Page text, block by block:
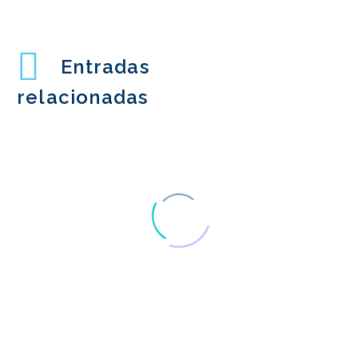
Entradas
relacionadas